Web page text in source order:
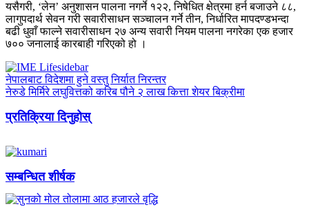
यसैगरी, ‘लेन’ अनुशासन पालना नगर्ने १२२, निषेधित क्षेत्रमा हर्न बजाउने ८८,
लागुपदार्थ सेवन गरी सवारीसाधन सञ्चालन गर्ने तीन, निर्धारित मापदण्डभन्दा
बढी धुवाँ फाल्ने सवारीसाधन २७ अन्य सवारी नियम पालना नगरेका एक हजार
७०० जनालाई कारबाही गरिएको हो ।
नेपालबाट विदेशमा हुने वस्तु निर्यात निरन्तर
नेरुडे मिर्मिरे लघुवित्तको करिब पौने २ लाख कित्ता शेयर बिक्रीमा
प्रतिक्रिया दिनुहोस्
सम्बन्धित शीर्षक